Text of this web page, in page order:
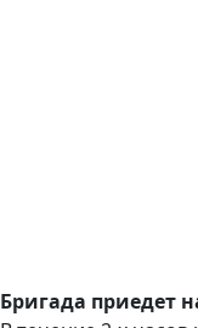
Бригада приедет